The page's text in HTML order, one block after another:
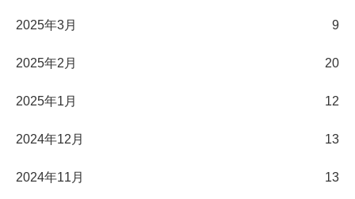
2025年3月 9
2025年2月 20
2025年1月 12
2024年12月 13
2024年11月 13